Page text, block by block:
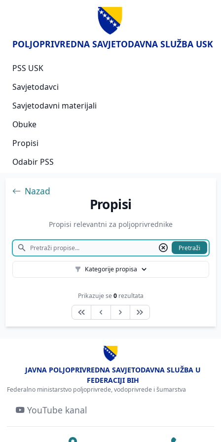
POLJOPRIVREDNA SAVJETODAVNA SLUŽBA USK
PSS USK
Savjetodavci
Savjetodavni materijali
Obuke
Propisi
Odabir PSS
Nazad
Propisi
Propisi relevantni za poljoprivrednike
Pretraži
Kategorije propisa
Prikazuje se0 rezultata
JAVNA POLJOPRIVREDNA SAVJETODAVNA SLUŽBA U
FEDERACIJI BIH
Federalno ministarstvo poljoprivrede, vodoprivrede i šumarstva
YouTube kanal